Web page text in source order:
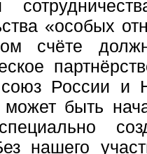
«особых
счёте
России и
может быть
нашего